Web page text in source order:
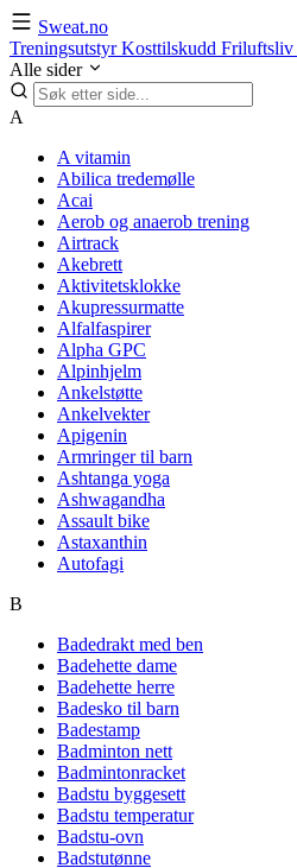
Sweat.no
TreningsutstyrKosttilskudd Friluftsliv
Alle sider
A
A vitamin
Abilica tredemølle
Acai
Aerob og anaerob trening
Airtrack
Akebrett
Aktivitetsklokke
Akupressurmatte
Alfalfaspirer
Alpha GPC
Alpinhjelm
Ankelstøtte
Ankelvekter
Apigenin
Armringer til barn
Ashtanga yoga
Ashwagandha
Assault bike
Astaxanthin
Autofagi
B
Badedrakt med ben
Badehette dame
Badehette herre
Badesko til barn
Badestamp
Badminton nett
Badmintonracket
Badstu byggesett
Badstu temperatur
Badstu-ovn
Badstutønne